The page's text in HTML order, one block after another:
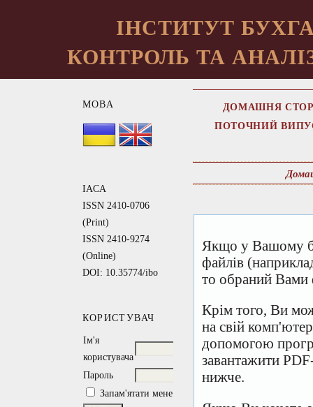
ІНСТИТУТ
КОНТРОЛЬ ТА
МОВА
IACA
ISSN 2410-0706
(Print)
ISSN 2410-9274
(Online)
DOI: 10.35774/ibo
КОРИСТУВАЧ
Ім'я
користувача
Пароль
Запам'ятати мене
ДОМАШНЯ
ПОТОЧНИЙ
Якщо у Вашому
файлів
то обраний Вами
Крім того, Ви
на свій
допомогою
завантажити
нижче.